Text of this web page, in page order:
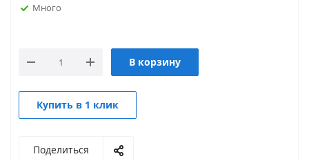
Много
В корзину
Купить в 1 клик
Поделиться